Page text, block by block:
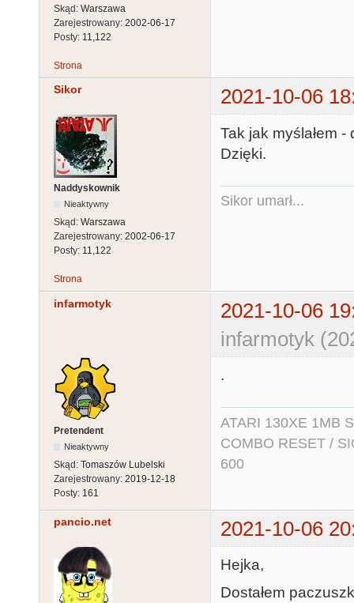
Skąd: Warszawa
Zarejestrowany: 2002-06-17
Posty: 11,122
Strona
Sikor 2021-10-06
Naddyskownik
Nieaktywny
Skąd: Warszawa
Zarejestrowany: 2002-06-17
Posty: 11,122
Tak jak myślałem -
Dzięki.
Sikor umarł...
Strona
infarmotyk
2021-10-06
infarmotyk
Pretendent
Nieaktywny
Skąd: Tomaszów Lubelski
Zarejestrowany: 2019-12-18
Posty: 161
.
ATARI 130XE 1MB
COMBO RESET /
600
pancio.net 2021-10-06
Hejka,
Dostałem